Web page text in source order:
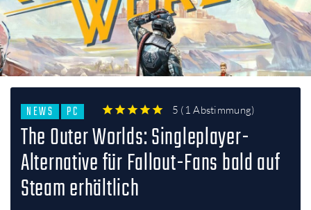
NEWS PC 5 ( 1 Abstimmung)
The Outer Worlds: Singleplayer-
Alternative für Fallout-Fans bald auf
Steam erhältlich